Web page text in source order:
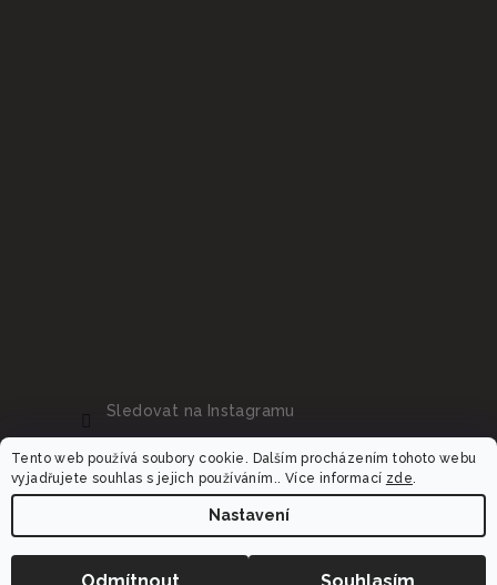
Tento web používá soubory cookie. Dalším procházením tohoto webu
vyjadřujete souhlas s jejich používáním.. Více informací zde.
Nastavení
Sledovat na Instagramu